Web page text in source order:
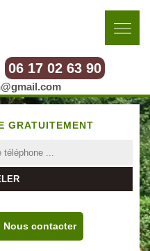
06 17 02 63 90
GRATUITEMENT
Nous contacter